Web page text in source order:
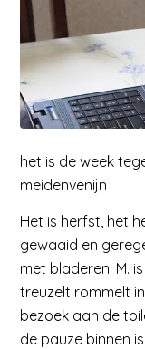
het is de week
meidenvenijn
Het is herfst, het
gewaaid en
met bladeren. M.
treuzelt rommelt
bezoek aan de
de pauze binnen